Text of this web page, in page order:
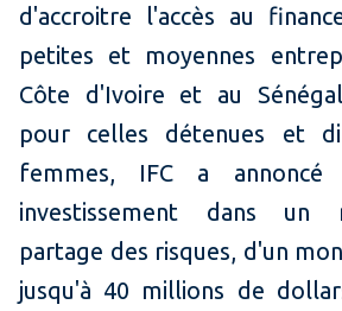
d'accroitre l'accès au
petites et moyennes
Côte d'Ivoire et au
pour celles détenues et
femmes, IFC a annoncé
investissement dans un
partage des risques, d'un
jusqu'à 40 millions de